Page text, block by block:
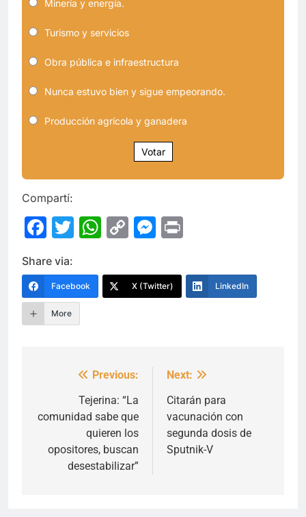
Minería y energía.
Turismo y servicios
Obra pública e infraestructura
Nunca estuvo bien y sigue empeorando.
Producción agrícola y ganadera
Votar
Compartí:
Facebook
Twitter
WhatsApp
CopyMessenger
Share via:
Facebook X (Twitter) LinkedIn
More
Navegación
entradas
Previous:
Tejerina: “La
comunidad sabe que
quieren los
opositores, buscan
desestabilizar”
Next:
Citarán para
vacunación con
segunda dosis de
Sputnik-V